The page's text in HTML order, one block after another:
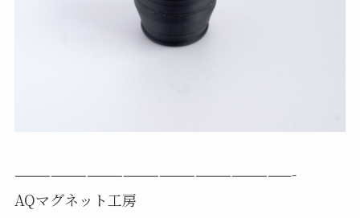
———————————————————————-
AQマグネット工房